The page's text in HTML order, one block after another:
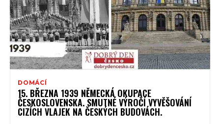
DOMÁCÍ
15. BŘEZNA 1939 NĚMECKÁ OKUPACE
ČESKOSLOVENSKA. SMUTNÉ VÝROČÍ VYVĚŠOVÁNÍ
CIZÍCH VLAJEK NA ČESKÝCH BUDOVÁCH.